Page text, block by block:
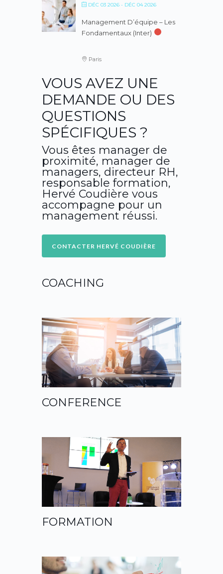
DÉC 03 2026 - DÉC 04 2026
Management D’équipe – Les
Fondamentaux (inter)
Paris
VOUS AVEZ UNE
DEMANDE OU DES
QUESTIONS
SPÉCIFIQUES ?
Vous êtes manager de
proximité, manager de
managers, directeur RH,
responsable formation,
Hervé Coudière vous
accompagne pour un
management réussi.
COACHING
CONFERENCE
FORMATION